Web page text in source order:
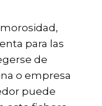
para las
de
o empresa
puede